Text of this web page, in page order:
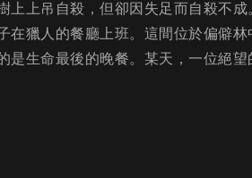
上上吊自殺，但卻因失足而自殺不成
在獵人的餐廳上班。這間位於偏僻
是生命最後的晚餐。某天，一位絕